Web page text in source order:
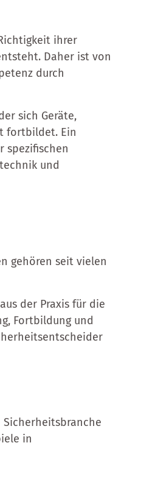
ihrer
Daher ist von
durch
sich Geräte,
fortbildet. Ein
spezifischen
und
gehören seit vielen
der Praxis für die
Fortbildung und
in